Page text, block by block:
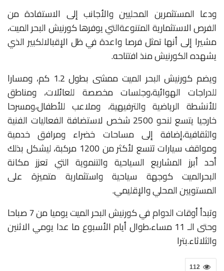
ودعا المستثمرين المحليين والأجانب إلى الاستفادة من
الفرصالاستثماريةالمتنوعةالتييوفرهاكورنيشالبحرالميت،
مشيرا إلىأنهاتمثلفرصا واعدةفيظل الإقبالالكبير الذي
يشهدهالكورنيشمنذافتتاحه.
ويضم كورنيش البحر الميت ممشى بطول1.2 كم، ومسارا
للدراجات الهوائية،وجلسات مخصصة للعائلات، ومناطق
للأنشطة الرياضية والترفيهية، وملاعب للأطفال،ومسرحا
خارجيا يتسع لنحو2500 شخص لاستضافة الفعاليات الفنية
والثقافية،إضافة إلى مساحات خضراء ومرافق خدمية
ومواقفسياراتتتسع لأكثرمن مركبة،ليشكل بذلك
أحد أبرز المشاريع السياحية والتنموية التي تعزز مكانة
البحرالميت كوجهة سياحية واستثمارية متميزة
على
المستويينالمحليوالإقليمي.
وتبدأأوقاتالدوامفيكورنيشالبحرالميتيوميامن7 صباحا
وحتىالـ11 مساء،طوالأيامالأسبوعما عدا يوميالاثنين
والثلاثاء.بترا
112